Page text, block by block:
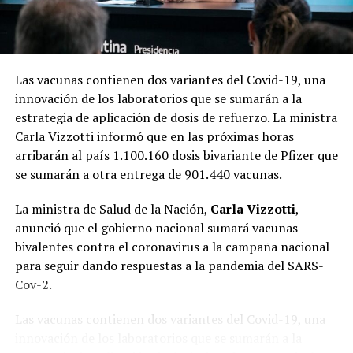
Las vacunas contienen dos variantes del Covid-19, una
innovación de los laboratorios que se sumarán a la
estrategia de aplicación de dosis de refuerzo. La ministra
Carla Vizzotti informó que en las próximas horas
arribarán al país 1.100.160 dosis bivariante de Pfizer que
se sumarán a otra entrega de 901.440 vacunas.
La ministra de Salud de la Nación, Carla Vizzotti,
anunció que el gobierno nacional sumará vacunas
bivalentes contra el coronavirus a la campaña nacional
para seguir dando respuestas a la pandemia del SARS-
Cov-2.
Las vacunas contienen dos variantes del Covid-19, una